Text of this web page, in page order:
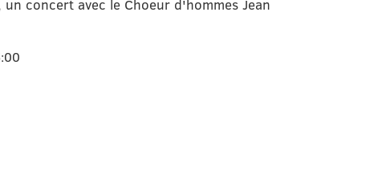
concert avec le Choeur d'hommes Jean